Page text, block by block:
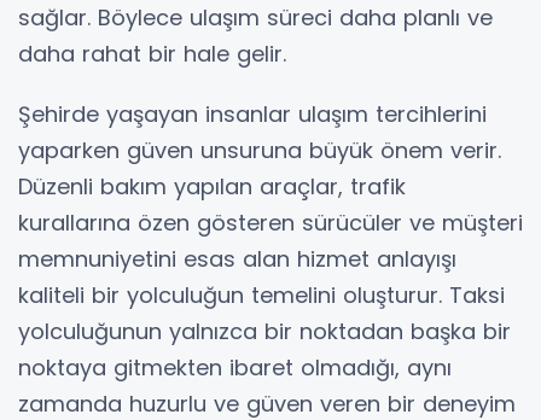
sağlar. Böylece ulaşım süreci daha planlı ve
daha rahat bir hale gelir.
Şehirde yaşayan insanlar ulaşım tercihlerini
yaparken güven unsuruna büyük önem verir.
Düzenli bakım yapılan araçlar, trafik
kurallarına özen gösteren sürücüler ve müşteri
memnuniyetini esas alan hizmet anlayışı
kaliteli bir yolculuğun temelini oluşturur. Taksi
yolculuğunun yalnızca bir noktadan başka bir
noktaya gitmekten ibaret olmadığı, aynı
zamanda huzurlu ve güven veren bir deneyim